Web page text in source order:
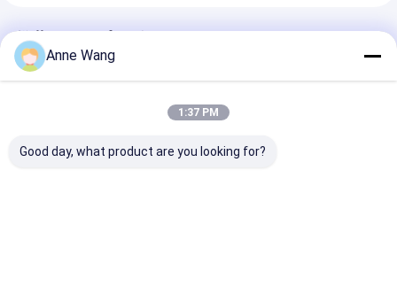
推薦されたプロダクト
Anne Wang
1:37 PM
Good day, what product are you looking for?